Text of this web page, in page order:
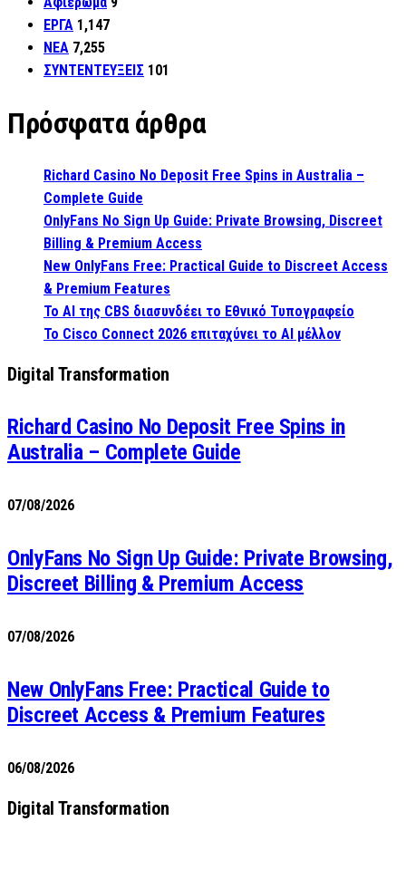
ΕΡΓΑ 1,147
ΝΕΑ 7,255
ΣΥΝΤΕΝΤΕΥΞΕΙΣ 101
Πρόσφατα άρθρα
Richard Casino No Deposit Free Spins in Australia –
Complete Guide
OnlyFans No Sign Up Guide: Private Browsing, Discreet
Billing & Premium Access
New OnlyFans Free: Practical Guide to Discreet Access
& Premium Features
Το AI της CBS διασυνδέει το Εθνικό Τυπογραφείο
Το Cisco Connect 2026 επιταχύνει το AI μέλλον
Digital Transformation
Richard Casino No Deposit Free Spins in
Australia – Complete Guide
07/08/2026
OnlyFans No Sign Up Guide: Private Browsing,
Discreet Billing & Premium Access
07/08/2026
New OnlyFans Free: Practical Guide to
Discreet Access & Premium Features
06/08/2026
Digital Transformation